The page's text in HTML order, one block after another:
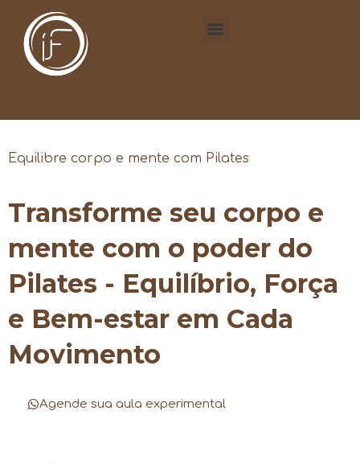
Equilibre corpo e mente com Pilates
Transforme seu corpo e
mente com o poder do
Pilates - Equilíbrio, Força
e Bem-estar em Cada
Movimento
Agende sua aula experimental